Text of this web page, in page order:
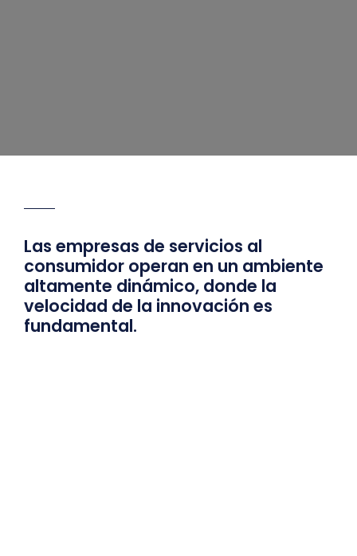
Las empresas de servicios al
consumidor operan en un ambiente
altamente dinámico, donde la
velocidad de la innovación es
fundamental.